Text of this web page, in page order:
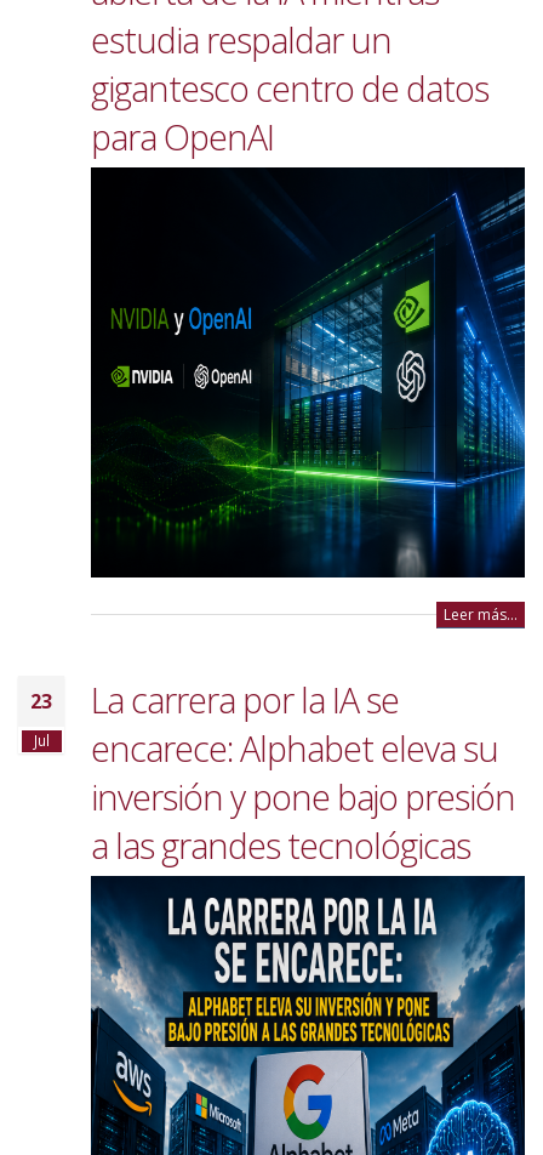
estudia respaldar un
gigantesco centro de datos
para OpenAI
Leer más...
23
Jul
La carrera por la IA se
encarece: Alphabet eleva su
inversión y pone bajo presión
a las grandes tecnológicas